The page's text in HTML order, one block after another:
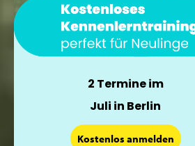
2 Termine im
Juli in Berlin
Kostenlos anmelden